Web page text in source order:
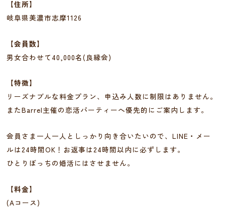
【住所】
岐阜県美濃市志摩1126
【会員数】
男女合わせて40,000名(良縁会)
【特徴】
リーズナブルな料金プラン、申込み人数に制限はありません。
またBarrel主催の恋活パーティーへ優先的にご案内します。
会員さま一人一人としっかり向き合いたいので、LINE・メー
ルは24時間OK！お返事は24時間以内に必ずします。
ひとりぼっちの婚活にはさせません。
【料金】
(Aコース)